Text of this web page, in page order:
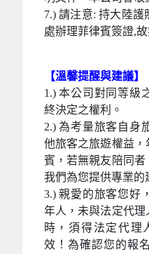
7.) 請注意: 持大陸
處辦理菲律賓簽證,
【溫馨提醒與建議】
1.) 本公司對同等級
終決定之權利。
2.) 為考量旅客自身
他旅客之旅遊權益
賓，若無親友陪同
我們為您提供專業的
3.) 親愛的旅客您好
年人，未與法定代
時，須得法定代理
效！為確認您的報